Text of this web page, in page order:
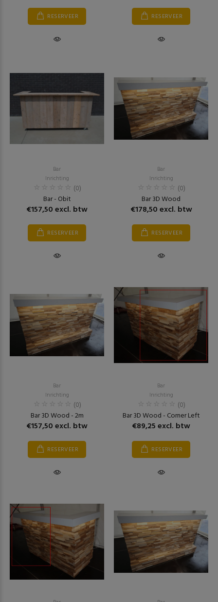
RESERVEER RESERVEER
Bar
Inrichting
(0)
Bar - Obit
€157,50 excl. btw
RESERVEER
Bar
Inrichting
(0)
Bar 3D Wood
€178,50 excl. btw
RESERVEER
Bar
Inrichting
(0)
Bar 3D Wood - 2m
€157,50 excl. btw
RESERVEER
Bar
Inrichting
(0)
Bar 3D Wood - Corner Left
€89,25 excl. btw
RESERVEER